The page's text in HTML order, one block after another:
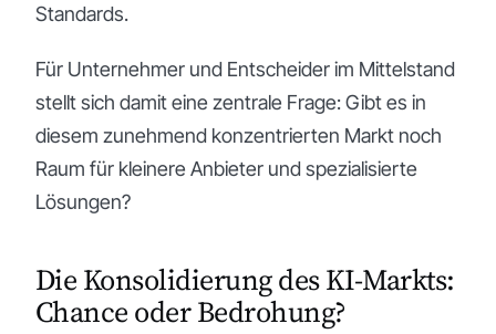
Standards.
Für Unternehmer und Entscheider im Mittelstand
stellt sich damit eine zentrale Frage: Gibt es in
diesem zunehmend konzentrierten Markt noch
Raum für kleinere Anbieter und spezialisierte
Lösungen?
Die Konsolidierung des KI-Markts:
Chance oder Bedrohung?